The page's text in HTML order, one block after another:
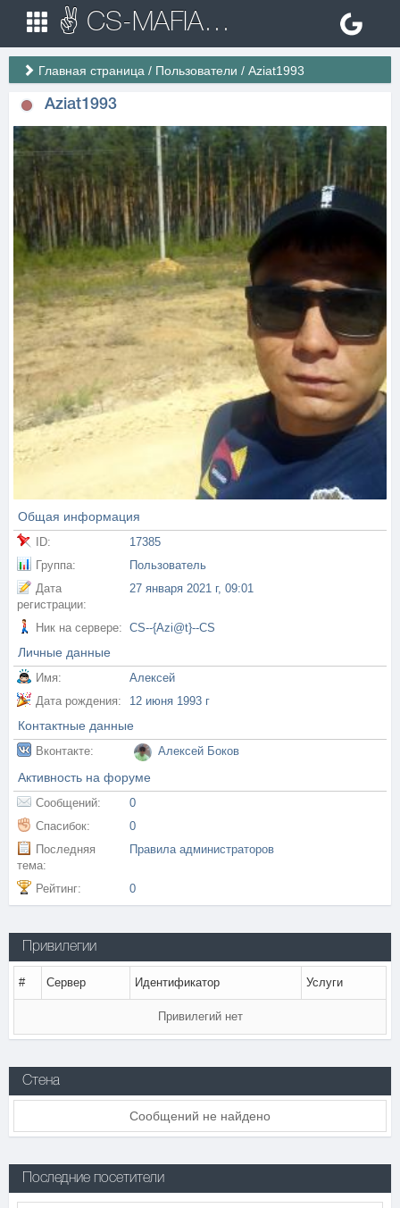
✌ CS-MAFIA.RU ✌ Игровые сервера Counter Strike 1.6
Главная страница / Пользователи / Aziat1993
Aziat1993
Общая информация
ID:
17385
Группа:
Пользователь
Дата
регистрации:
27 января 2021 г, 09:01
Ник на сервере: CS--{Azi@t}--CS
Личные данные
Имя:
Алексей
Дата рождения:
12 июня 1993 г
Контактные данные
Вконтакте: Алексей Боков
Активность на форуме
Сообщений:
0
Спасибок:
0
Последняя
тема:
Правила администраторов
Рейтинг: 0
Привилегии
# Сервер Идентификатор Услуги
Привилегий нет
Стена
Сообщений не найдено
Последние посетители